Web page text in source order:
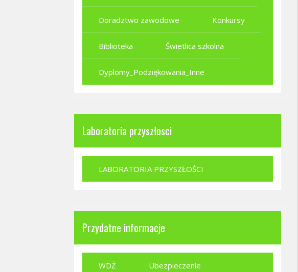
Doradztwo zawodowe Konkursy
Biblioteka Świetlica szkolna
Dyplomy_Podziękowania_Inne
Laboratoria przyszłosci
LABORATORIA PRZYSZŁOŚCI
Przydatne informacje
WDŻ Ubezpieczenie